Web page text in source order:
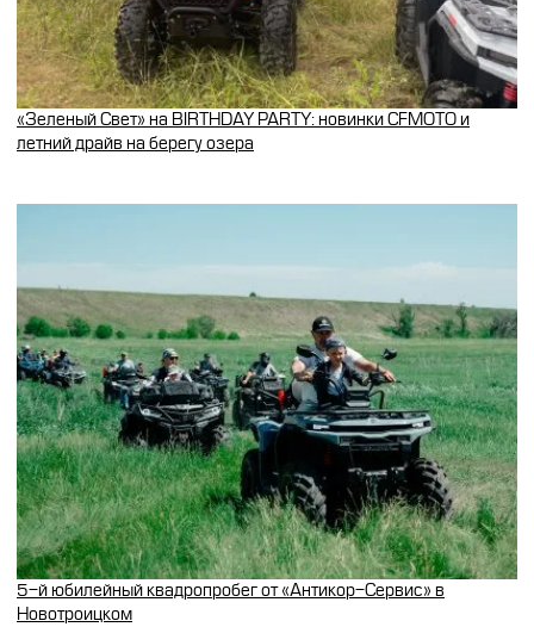
«Зеленый Свет» на BIRTHDAY PARTY: новинки CFMOTO и
летний драйв на берегу озера
5-й юбилейный квадропробег от «Антикор-Сервис» в
Новотроицком